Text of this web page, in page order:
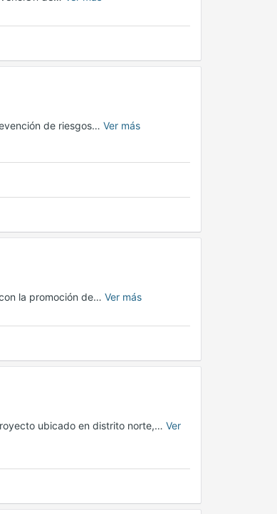
de riesgos… Ver más
la promoción de… Ver más
ubicado en distrito norte,… Ver